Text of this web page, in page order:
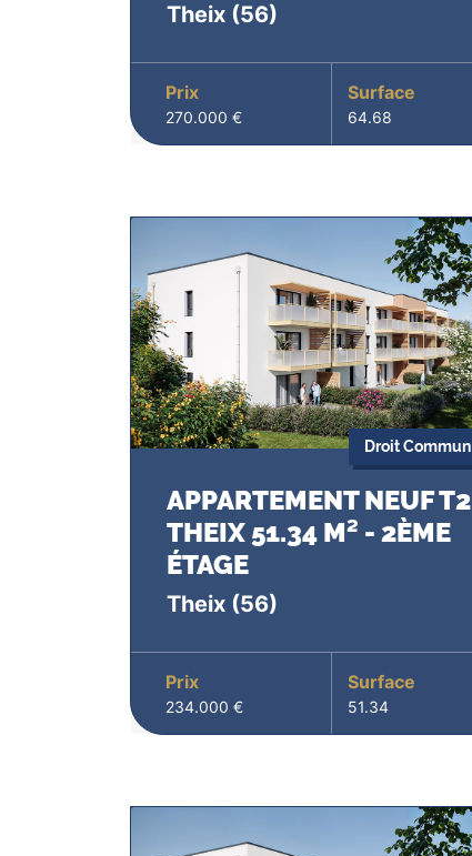
Theix (56)
Prix
270.000 €
Surface
64.68
Droit Commun
APPARTEMENT NEUF T2
THEIX 51.34 M² - 2ÈME
ÉTAGE
Theix (56)
Prix
234.000 €
Surface
51.34